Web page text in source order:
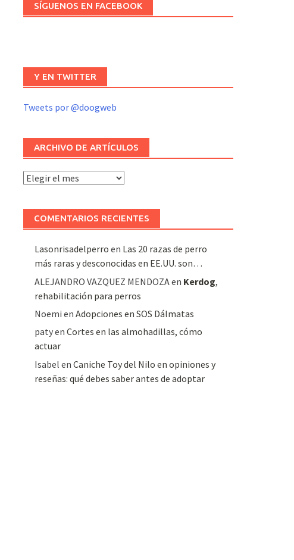
SÍGUENOS EN FACEBOOK
Y EN TWITTER
Tweets por @doogweb
ARCHIVO DE ARTÍCULOS
Archivo
artículos
COMENTARIOS RECIENTES
Lasonrisadelperro en Las 20 razas de perro
más raras y desconocidas en EE.UU. son…
ALEJANDRO VAZQUEZ MENDOZAen Kerdog,
rehabilitación para perros
Noemi en Adopciones en SOS Dálmatas
patyen Cortes en las almohadillas, cómo
actuar
Isabel en Caniche Toy del Nilo en opiniones y
reseñas: qué debes saber antes de adoptar